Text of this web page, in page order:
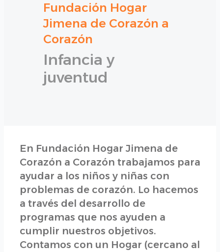
Fundación Hogar
Jimena de Corazón a
Corazón
Infancia y
juventud
En Fundación Hogar Jimena de
Corazón a Corazón trabajamos para
ayudar a los niños y niñas con
problemas de corazón. Lo hacemos
a través del desarrollo de
programas que nos ayuden a
cumplir nuestros objetivos.
Contamos con un Hogar (cercano al